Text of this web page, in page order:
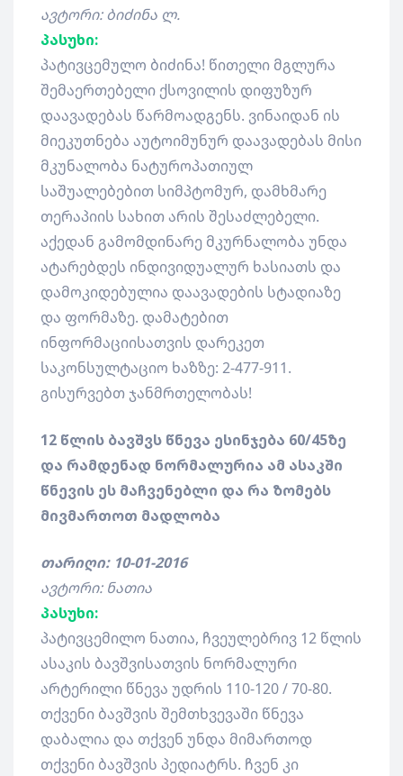
ავტორი: ბიძინა ლ.
პასუხი:
პატივცემულო ბიძინა! წითელი მგლურა
შემაერთებელი ქსოვილის დიფუზურ
დაავადებას წარმოადგენს. ვინაიდან ის
მიეკუთნება აუტოიმუნურ დაავადებას მისი
მკუნალობა ნატუროპათიულ
საშუალებებით სიმპტომურ, დამხმარე
თერაპიის სახით არის შესაძლებელი.
აქედან გამომდინარე მკურნალობა უნდა
ატარებდეს ინდივიდუალურ ხასიათს და
დამოკიდებულია დაავადების სტადიაზე
და ფორმაზე. დამატებით
ინფორმაციისათვის დარეკეთ
საკონსულტაციო ხაზზე: 2-477-911.
გისურვებთ ჯანმრთელობას!
12 წლის ბავშვს წნევა ესინჯება 60/45ზე
და რამდენად ნორმალურია ამ ასაკში
წნევის ეს მაჩვენებლი და რა ზომებს
მივმართოთ მადლობა
თარიღი: 10-01-2016
ავტორი: ნათია
პასუხი:
პატივცემილო ნათია, ჩვეულებრივ 12 წლის
ასაკის ბავშვისათვის ნორმალური
არტერილი წნევა უდრის 110-120 / 70-80.
თქვენი ბავშვის შემთხვევაში წნევა
დაბალია და თქვენ უნდა მიმართოდ
თქვენი ბავშვის პედიატრს. ჩვენ კი